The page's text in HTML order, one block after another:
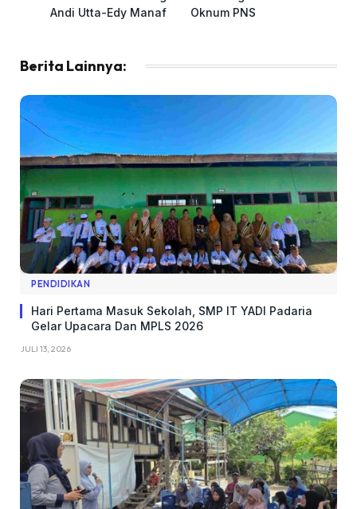
Andi Utta-Edy Manaf
Oknum PNS
Berita Lainnya:
PENDIDIKAN
Hari Pertama Masuk Sekolah, SMP IT YADI Padaria
Gelar Upacara Dan MPLS 2026
JULI 13, 2026